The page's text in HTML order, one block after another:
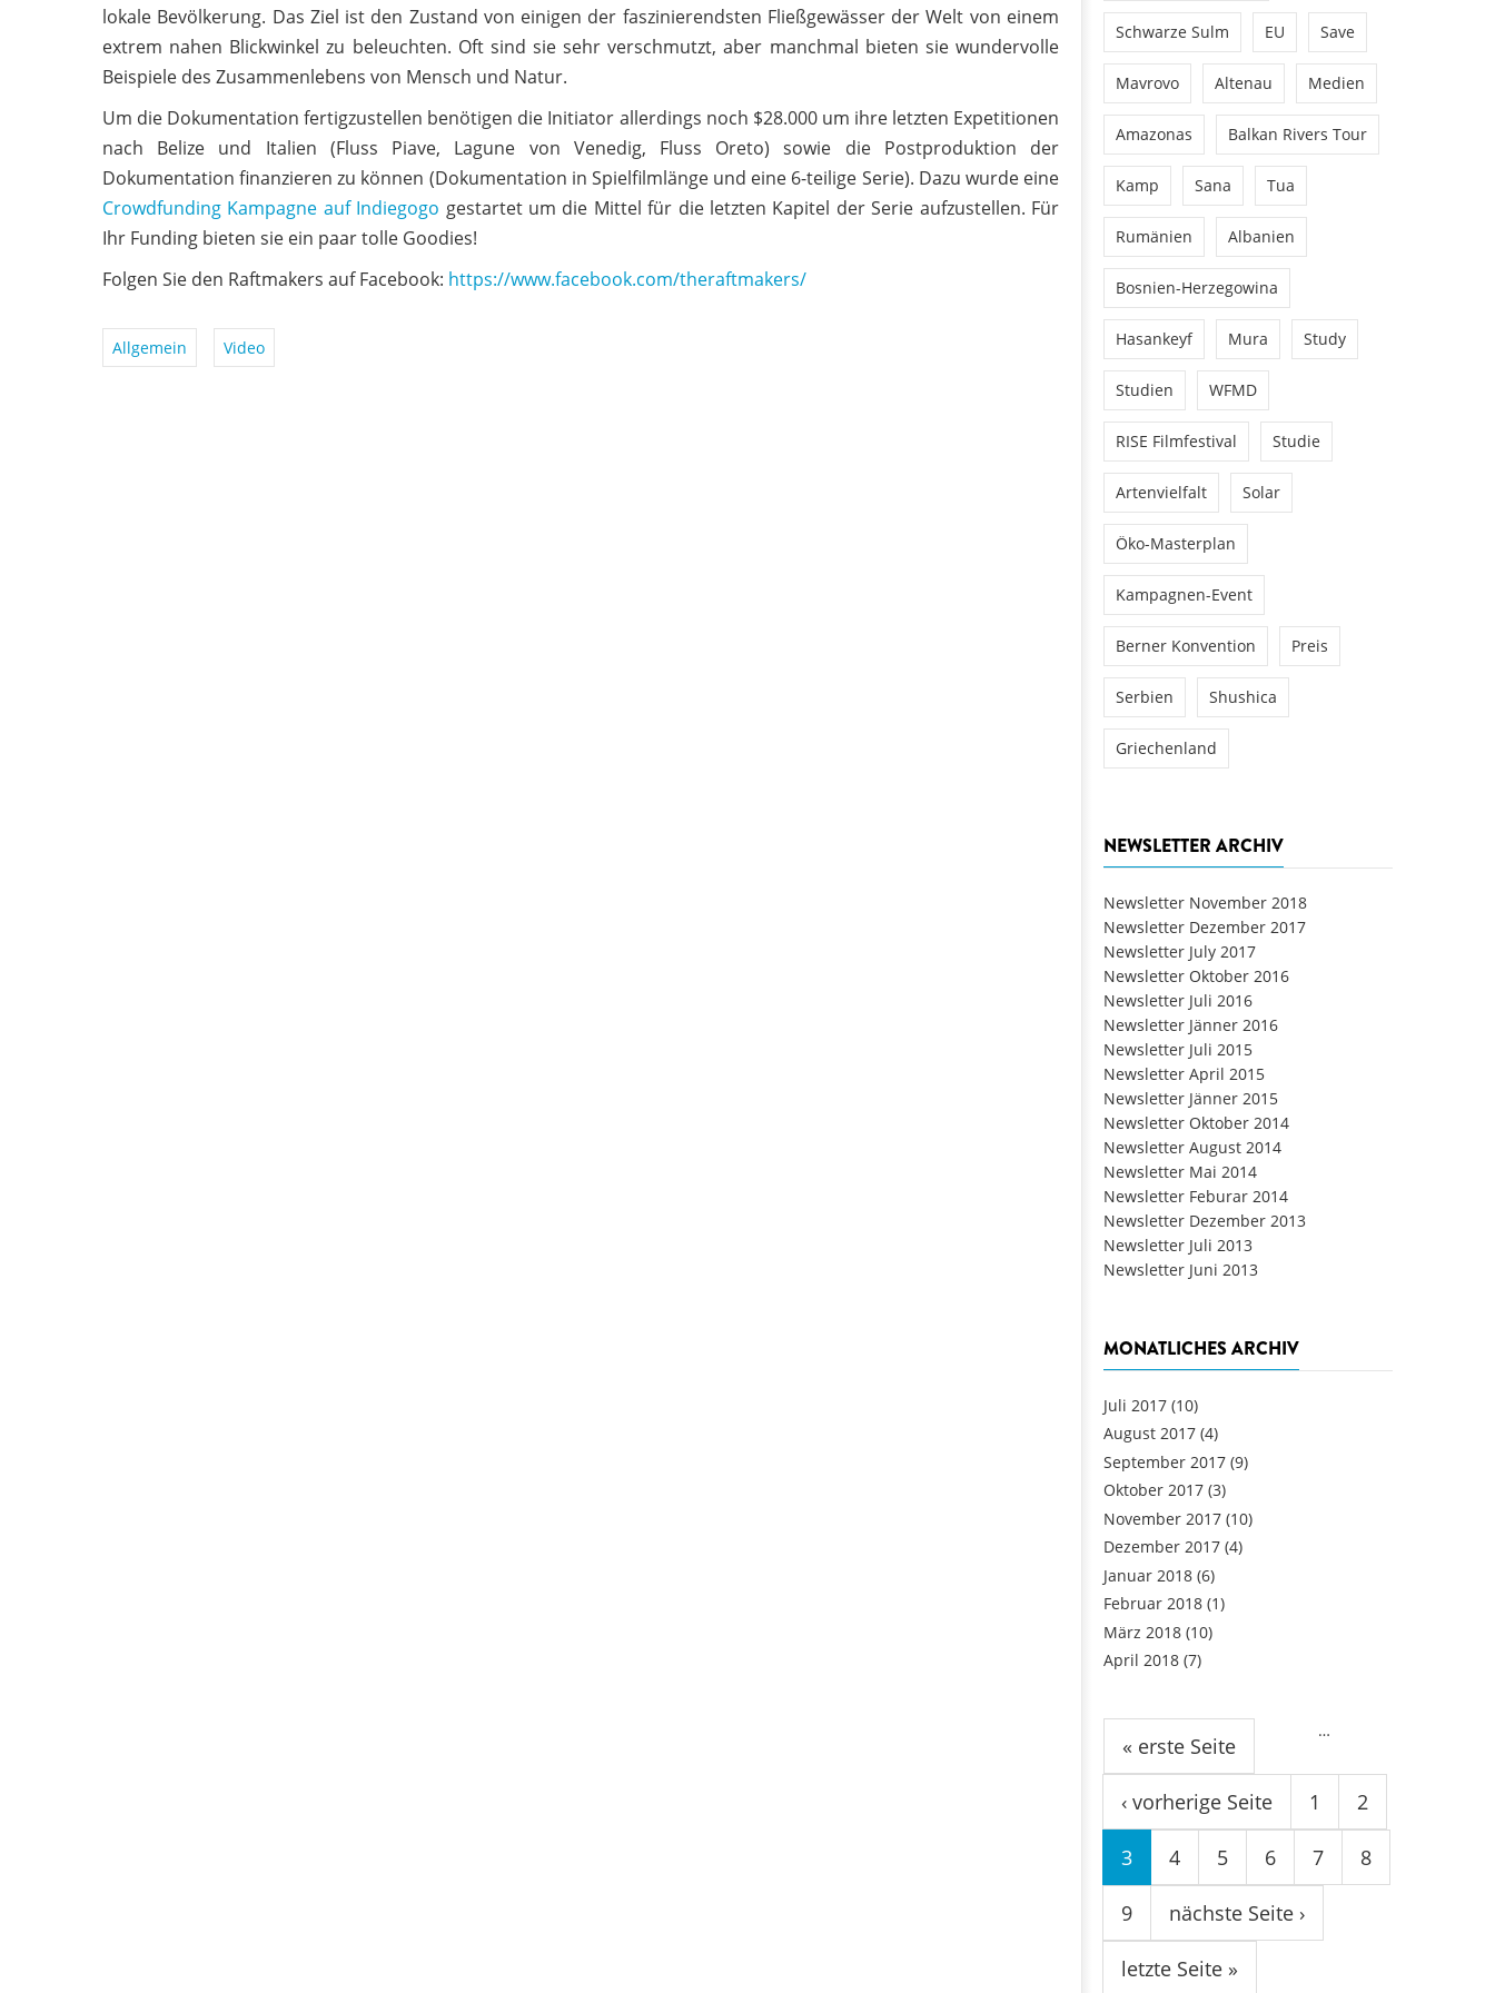
lokale Bevölkerung. Das Ziel ist den Zustand von einigen der faszinierendsten Fließgewässer der Welt von einem
extrem nahen Blickwinkel zu beleuchten. Oft sind sie sehr verschmutzt, aber manchmal bieten sie wundervolle
Beispiele des Zusammenlebens von Mensch und Natur.
Um die Dokumentation fertigzustellen benötigen die Initiator allerdings noch $28.000 um ihre letzten Expetitionen
nach Belize und Italien (Fluss Piave, Lagune von Venedig, Fluss Oreto) sowie die Postproduktion der
Dokumentation finanzieren zu können (Dokumentation in Spielfilmlänge und eine 6-teilige Serie). Dazu wurde eine
Crowdfunding Kampagne auf Indiegogo gestartet um die Mittel für die letzten Kapitel der Serie aufzustellen. Für
Ihr Funding bieten sie ein paar tolle Goodies!
Folgen Sie den Raftmakers auf Facebook: https://www.facebook.com/theraftmakers/
Allgemein Video
Schwarze Sulm EU Save
Mavrovo Altenau Medien
Amazonas Balkan Rivers Tour
Kamp Sana Tua
Rumänien Albanien
Bosnien-Herzegowina
Hasankeyf Mura Study
Studien WFMD
RISE Filmfestival Studie
Artenvielfalt Solar
Öko-Masterplan
Kampagnen-Event
Berner Konvention Preis
Serbien Shushica
Griechenland
NEWSLETTER ARCHIV
Newsletter November 2018
Newsletter Dezember 2017
Newsletter July 2017
Newsletter Oktober 2016
Newsletter Juli 2016
Newsletter Jänner 2016
Newsletter Juli 2015
Newsletter April 2015
Newsletter Jänner 2015
Newsletter Oktober 2014
Newsletter August 2014
Newsletter Mai 2014
Newsletter Feburar 2014
Newsletter Dezember 2013
Newsletter Juli 2013
Newsletter Juni 2013
MONATLICHES ARCHIV
Juli 2017 (10)
August 2017 (4)
September 2017 (9)
Oktober 2017 (3)
November 2017 (10)
Dezember 2017 (4)
Januar 2018 (6)
Februar 2018 (1)
März 2018 (10)
April 2018 (7)
Seiten
« erste Seite
‹ vorherige Seite 1 2
3 4 5 6 7 8
9
…
nächste Seite ›
letzte Seite »